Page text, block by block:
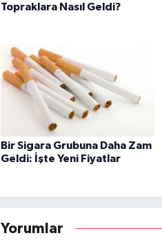
Topraklara Nasıl Geldi?
Bir Sigara Grubuna Daha Zam
Geldi: İşte Yeni Fiyatlar
Yorumlar